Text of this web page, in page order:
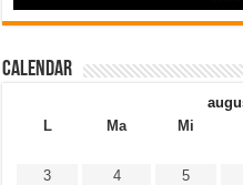
Calendar
L
Ma Mi
3
4 5